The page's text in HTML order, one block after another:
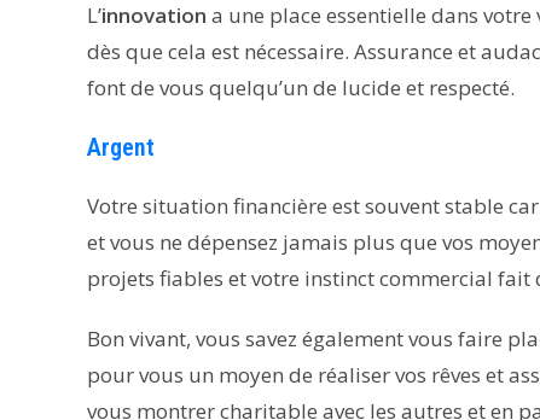
L’innovation a une place essentielle dans
dès que cela est nécessaire. Assurance et
font de vous quelqu’un de lucide et respecté.
Argent
Votre situation financière est souvent stable
et vous ne dépensez jamais plus que vos
projets fiables et votre instinct commercial
Bon vivant, vous savez également vous faire
pour vous un moyen de réaliser vos rêves et
vous montrer charitable avec les autres et en